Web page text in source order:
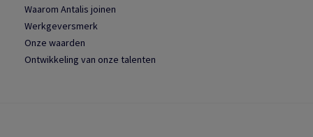
Waarom Antalis joinen
Werkgeversmerk
Onze waarden
Ontwikkeling van onze talenten